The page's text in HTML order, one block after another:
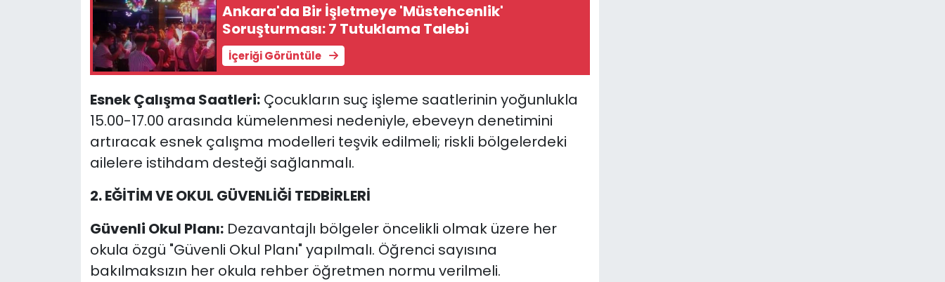
Ankara'da Bir İşletmeye 'Müstehcenlik'
Soruşturması: 7 Tutuklama Talebi
İçeriği Görüntüle
Esnek Çalışma Saatleri:Çocukların suç işleme saatlerinin yoğunlukla
15.00-17.00 arasında kümelenmesi nedeniyle, ebeveyn denetimini
artıracak esnek çalışma modelleri teşvik edilmeli; riskli bölgelerdeki
ailelere istihdam desteği sağlanmalı.
2. EĞİTİM VE OKUL GÜVENLİĞİ TEDBİRLERİ
Güvenli Okul Planı:Dezavantajlı bölgeler öncelikli olmak üzere her
okula özgü "Güvenli Okul Planı" yapılmalı. Öğrenci sayısına
bakılmaksızın her okula rehber öğretmen normu verilmeli.